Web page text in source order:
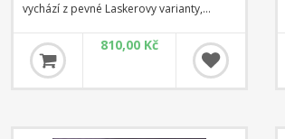
vychází z pevné Laskerovy varianty,
oživené novými myšlenkami bývalého
mistra světa Višiho Ananda a tvořící
základní kámen mnoha silných
repertoárů dnešních GM. S výjimkou
významné varianty po 1.d4 d5 2.c4 e6,
810,00 Kč